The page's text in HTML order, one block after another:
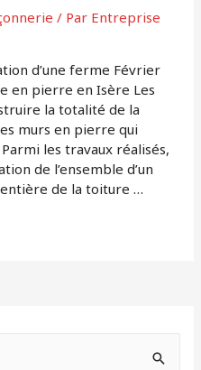
/ Par Entreprise
d’une ferme Février
en pierre en Isère Les
la totalité de la
murs en pierre qui
les travaux réalisés,
de l’ensemble d’un
de la toiture …